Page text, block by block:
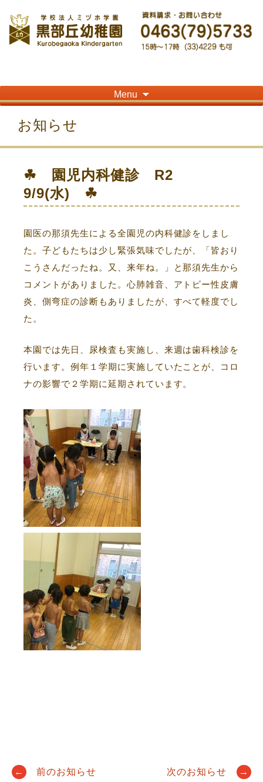
神奈川県平塚市の「学校法人ミヅホ学園黒部丘幼稚園」です！高麗山が見える閑静
な住宅街にある静かな環境で幼児教育を行っています
Menu
to
content
お知らせ
☘ 園児内科健診 R2
9/9(水) ☘
園医の那須先生による全園児の内科健診をしまし
た。子どもたちは少し緊張気味でしたが、「皆おり
こうさんだったね。又、来年ね。」と那須先生から
コメントがありました。心肺雑音、アトピー性皮膚
炎、側弯症の診断もありましたが、すべて軽度でし
た。
本園では先日、尿検査も実施し、来週は歯科検診を
行います。例年１学期に実施していたことが、コロ
ナの影響で２学期に延期されています。
← 前のお知らせ 次のお知らせ →